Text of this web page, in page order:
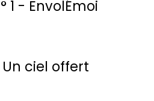
1 - EnvolÉmoi
ciel offert